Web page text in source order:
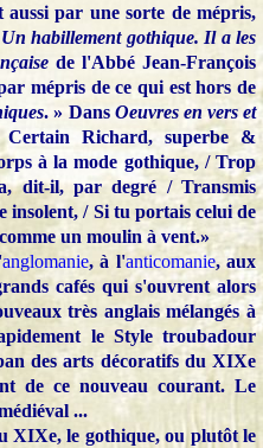
par une sorte de mépris,
habillement gothique. Il a les
de l'Abbé Jean-François
mépris de ce qui est hors de
. » Dans Oeuvres en vers et
Richard, superbe &
à la mode gothique, / Trop
dit-il, par degré / Transmis
/ Si tu portais celui de
un moulin à vent.»
anglomanie, à l'anticomanie, aux
cafés qui s'ouvrent alors
très anglais mélangés à
le Style troubadour
des arts décoratifs du XIXe
de ce nouveau courant. Le
...
XIXe, le gothique, ou plutôt le